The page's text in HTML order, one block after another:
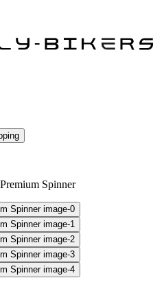
Spinner